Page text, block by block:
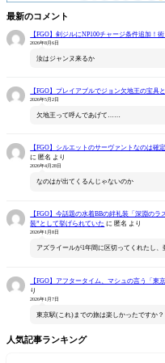
最新のコメント
【FGO】剣ジルにNP100チャージ条件追加！
2026年8月6日
汝はジャンヌ来るか
【FGO】プレイアブルでジョン欠地王の宝具
2026年5月2日
欠地王って呼んであげて……
【FGO】シルエットのサーヴァントなのは
に 匿名 より
2026年4月28日
なのはが出てくるんじゃないのか
【FGO】今話題の水着BBの絆礼装「深淵の
装”として挙げられていた に 匿名 より
2026年1月8日
アズライールが1年間に区切ってくれたし
【FGO】アフタータイム、マシュの言う「
り
2026年1月7日
東京駅(これ)までの旅は楽しかったですか？
人気記事ランキング